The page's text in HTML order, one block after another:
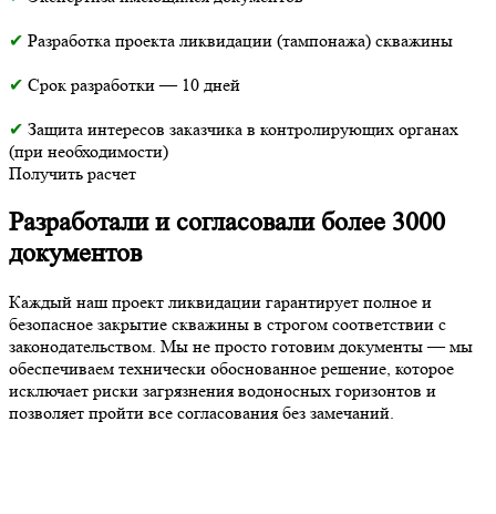
✔ Разработка проекта ликвидации (тампонажа) скважины
✔ Срок разработки — 10 дней
✔ Защита интересов заказчика в контролирующих органах
(при необходимости)
Получить расчет
Разработали и согласовали более 3000
документов
Каждый наш проект ликвидации гарантирует полное и
безопасное закрытие скважины в строгом соответствии с
законодательством. Мы не просто готовим документы — мы
обеспечиваем технически обоснованное решение, которое
исключает риски загрязнения водоносных горизонтов и
позволяет пройти все согласования без замечаний.